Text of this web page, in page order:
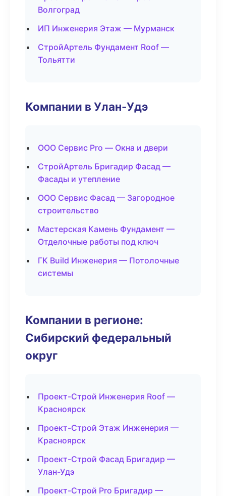
Волгоград
ИП Инженерия Этаж — Мурманск
СтройАртель Фундамент Roof —
Тольятти
Компании в Улан-Удэ
ООО Сервис Pro — Окна и двери
СтройАртель Бригадир Фасад —
Фасады и утепление
ООО Сервис Фасад — Загородное
строительство
Мастерская Камень Фундамент —
Отделочные работы под ключ
ГК Build Инженерия — Потолочные
системы
Компании в регионе:
Сибирский федеральный
округ
Проект-Строй Инженерия Roof —
Красноярск
Проект-Строй Этаж Инженерия —
Красноярск
Проект-Строй Фасад Бригадир —
Улан-Удэ
Проект-Строй Pro Бригадир —